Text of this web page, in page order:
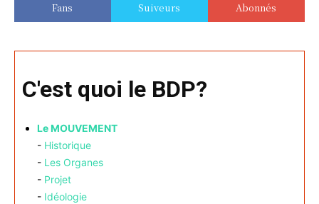
Fans Suiveurs Abonnés
C'est quoi le BDP?
Le MOUVEMENT
- Historique
- Les Organes
- Projet
- Idéologie